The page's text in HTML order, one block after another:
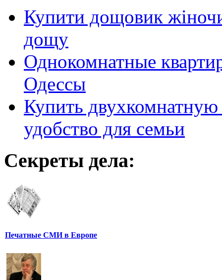
Купити дощовик
дощу
Однокомнатные
Одессы
Купить
удобство для семьи
Секреты дела:
Печатные СМИ в Европе